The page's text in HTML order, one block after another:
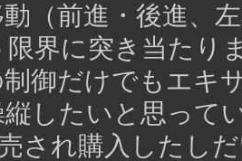
（前進・後進、
界に突き当たり
制御だけでもエ
縦したいと思って
され購入したし